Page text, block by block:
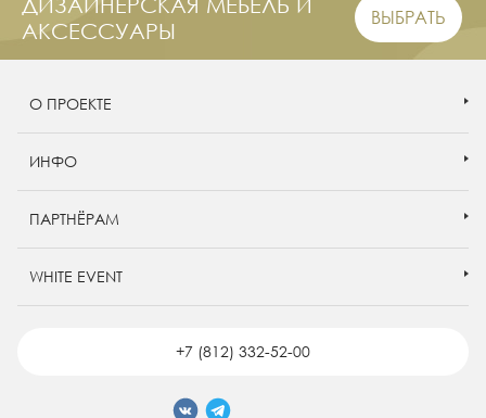
АКСЕССУАРЫ
ВЫБРАТЬ
О ПРОЕКТЕ
ИНФО
ПАРТНЁРАМ
WHITE EVENT
+7 (812) 332-52-00